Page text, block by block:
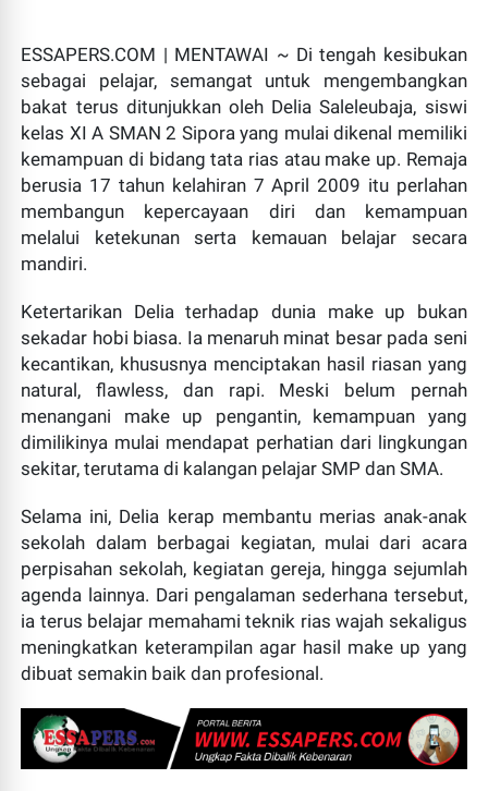
Panas! Rahmad Sukendar Bongkar Dugaan Oknum di
Kejaksaan, Siapa Terlibat?
Jakarta, essapers.com — Ketua Umum BPI KPNPA RI,
Rahmad Sukenda r, melontarkan kritik tajam terhadap
kinerja aparat kejaksaan. Ia mende...
Populer Bulan ini
Hadir Menguatkan Iman dan Membawa Harapan Baru
bagi Warga Mentawai
ESSAPERS.COM | LUNANG SILAUT, PESISIR SELATAN
~ Di tengah padatnya agenda pelayanan sebagai
pimpinan tertinggi Gereja Kristen Protestan Men...
ESSAPERS.COM | MENTAWAI ~ Di tengah kesibukan
sebagai pelajar, semangat untuk mengembangkan
bakat terus ditunjukkan oleh Delia Saleleubaja, siswi
kelas XI A SMAN 2 Sipora yang mulai dikenal memiliki
kemampuan di bidang tata rias atau make up. Remaja
berusia 17 tahun kelahiran 7 April 2009 itu perlahan
membangun kepercayaan diri dan kemampuan
melalui ketekunan serta kemauan belajar secara
mandiri.
Ketertarikan Delia terhadap dunia make up bukan
sekadar hobi biasa. Ia menaruh minat besar pada seni
kecantikan, khususnya menciptakan hasil riasan yang
natural, flawless, dan rapi. Meski belum pernah
menangani make up pengantin, kemampuan yang
dimilikinya mulai mendapat perhatian dari lingkungan
sekitar, terutama di kalangan pelajar SMP dan SMA.
Selama ini, Delia kerap membantu merias anak-anak
sekolah dalam berbagai kegiatan, mulai dari acara
perpisahan sekolah, kegiatan gereja, hingga sejumlah
agenda lainnya. Dari pengalaman sederhana tersebut,
ia terus belajar memahami teknik rias wajah sekaligus
meningkatkan keterampilan agar hasil make up yang
dibuat semakin baik dan profesional.